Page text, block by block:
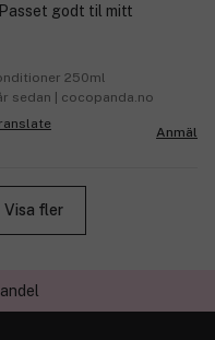
godt til mitt
250ml
sedan | cocopanda.no
Anmäl
Visa fler